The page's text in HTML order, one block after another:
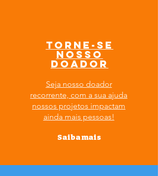
torne-se
NOSSO
DOADOR
Seja nosso doador
recorrente, com a sua ajuda
nossos projetos impactam
ainda mais pessoas!
Saiba mais